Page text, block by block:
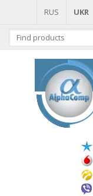
RUS UKR